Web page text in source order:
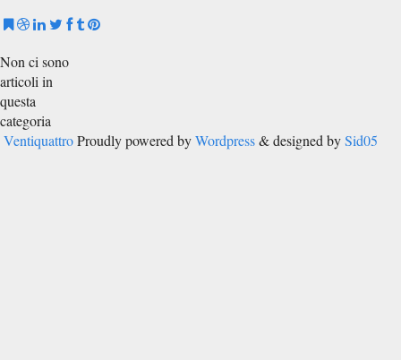
Non ci sono
articoli in
questa
categoria
Ventiquattro Proudly powered byWordpress& designed bySid05